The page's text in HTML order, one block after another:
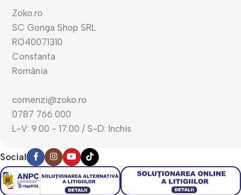
Zoko.ro
SC Gonga Shop SRL
RO40071310
Constanta
România
comenzi@zoko.ro
0787 766 000
L-V: 9:00 - 17:00 / S-D: Inchis
Social